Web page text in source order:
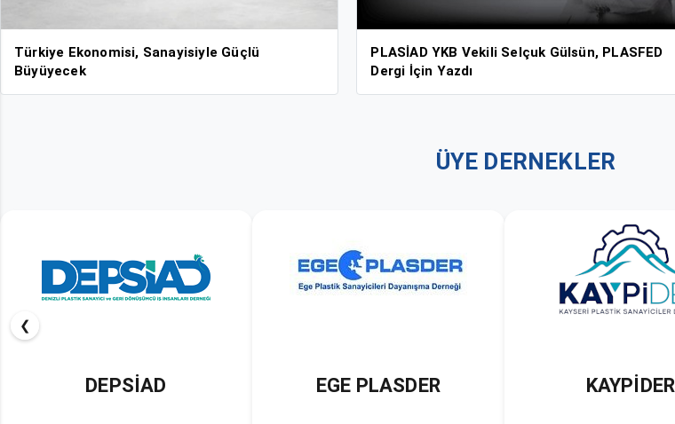
Türkiye Ekonomisi, Sanayisiyle Güçlü
Büyüyecek
PLASİAD YKB Vekili Selçuk Gülsün, PLASFED
Dergi İçin Yazdı
ÜYE DERNEKLER
EGE PLASDER KAYPİDER KOMPOZİT
❮